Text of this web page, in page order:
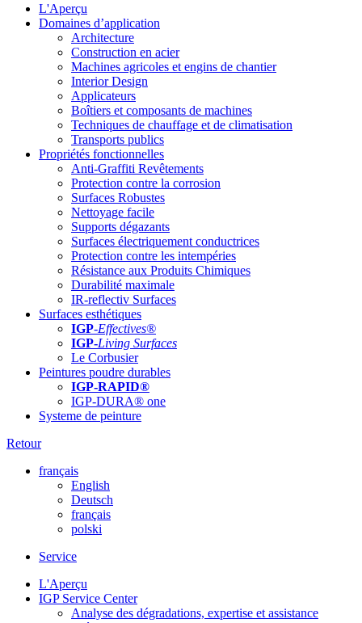
L'Aperçu
Domaines d’application
Architecture
Construction en acier
Machines agricoles et engins de chantier
Interior Design
Applicateurs
Boîtiers et composants de machines
Techniques de chauffage et de climatisation
Transports publics
Propriétés fonctionnelles
Anti-Graffiti Revêtements
Protection contre la corrosion
Surfaces Robustes
Nettoyage facile
Supports dégazants
Surfaces électriquement conductrices
Protection contre les intempéries
Résistance aux Produits Chimiques
Durabilité maximale
IR-reflectiv Surfaces
Surfaces esthétiques
IGP-Effectives®
IGP-Living Surfaces
Le Corbusier
Peintures poudre durables
IGP-RAPID®
IGP-DURA® one
Systeme de peinture
Retour
français
English
Deutsch
français
polski
Service
L'Aperçu
IGP Service Center
Analyse des dégradations, expertise et assistance